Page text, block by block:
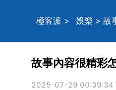
極客派 > 娛樂 > 故
故事內容很精彩
2025-07-29 00:39:34